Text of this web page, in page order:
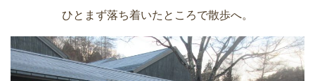
ひとまず落ち着いたところで散歩へ。